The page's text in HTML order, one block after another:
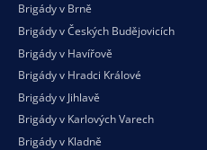
Brigády v Brně
Brigády v Českých Budějovicích
Brigády v Havířově
Brigády v Hradci Králové
Brigády v Jihlavě
Brigády v Karlových Varech
Brigády v Kladně